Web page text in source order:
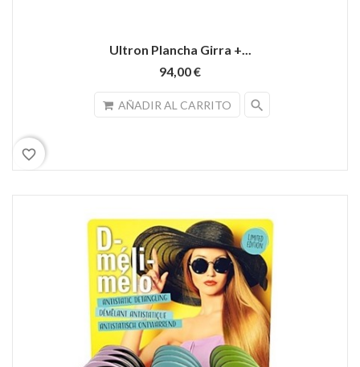
Ultron Plancha Girra +...
94,00 €
AÑADIR AL CARRITO search
favorite_border